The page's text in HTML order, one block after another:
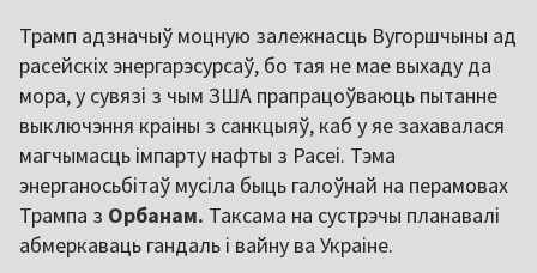
Трамп адзначыў моцную залежнасць Вугоршчыны ад
расейскіх энергарэсурсаў, бо тая не мае выхаду да
мора, у сувязі з чым ЗША прапрацоўваюць пытанне
выключэння краіны з санкцыяў, каб у яе захавалася
магчымасць імпарту нафты з Расеі. Тэма
энерганосьбітаў мусіла быць галоўнай на перамовах
Трампа з Орбанам. Таксама на сустрэчы планавалі
абмеркаваць гандаль і вайну ва Украіне.